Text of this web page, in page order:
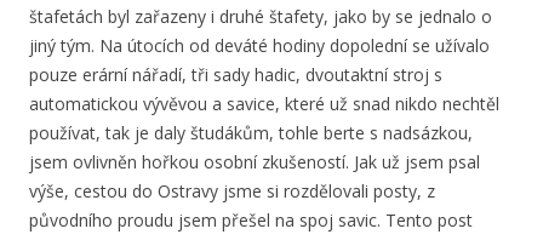
štafetách byl zařazeny i druhé štafety, jako by se jednalo o
jiný tým. Na útocích od deváté hodiny dopolední se užívalo
pouze erární nářadí, tři sady hadic, dvoutaktní stroj s
automatickou vývěvou a savice, které už snad nikdo nechtěl
používat, tak je daly študákům, tohle berte s nadsázkou,
jsem ovlivněn hořkou osobní zkušeností. Jak už jsem psal
výše, cestou do Ostravy jsme si rozdělovali posty, z
původního proudu jsem přešel na spoj savic. Tento post